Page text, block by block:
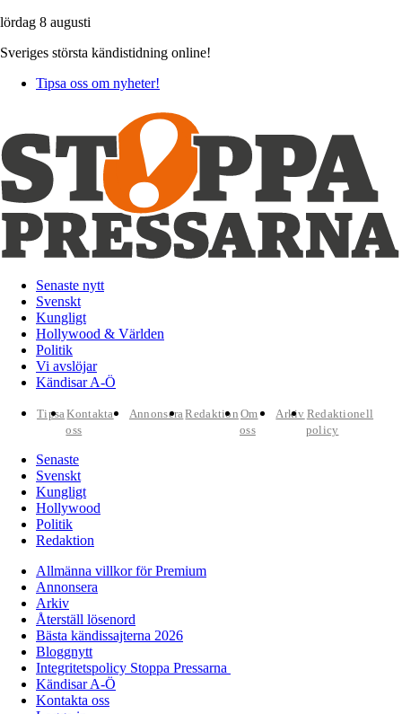
lördag 8 augusti
Sveriges största kändistidning online!
Tipsa oss om nyheter!
Senaste nytt
Svenskt
Kungligt
Hollywood & Världen
Politik
Vi avslöjar
Kändisar A-Ö
TipsaKontakta
oss
AnnonseraRedaktion Om
oss
Arkiv Redaktionell
policy
Senaste
Svenskt
Kungligt
Hollywood
Politik
Redaktion
Allmänna villkor för Premium
Annonsera
Arkiv
Återställ lösenord
Bästa kändissajterna 2026
Bloggnytt
Integritetspolicy Stoppa Pressarna
Kändisar A-Ö
Kontakta oss